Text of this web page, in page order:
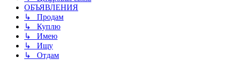
ОБЪЯВЛЕНИЯ
↳ Продам
↳ Куплю
↳ Имею
↳ Ищу
↳ Отдам